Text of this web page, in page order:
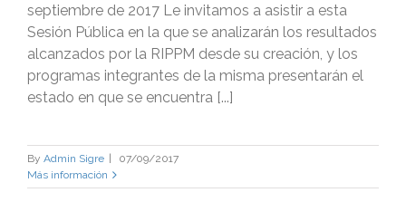
septiembre de 2017 Le invitamos a asistir a esta
Sesión Pública en la que se analizarán los resultados
alcanzados por la RIPPM desde su creación, y los
programas integrantes de la misma presentarán el
estado en que se encuentra [...]
By Admin Sigre |
07/09/2017
Más información